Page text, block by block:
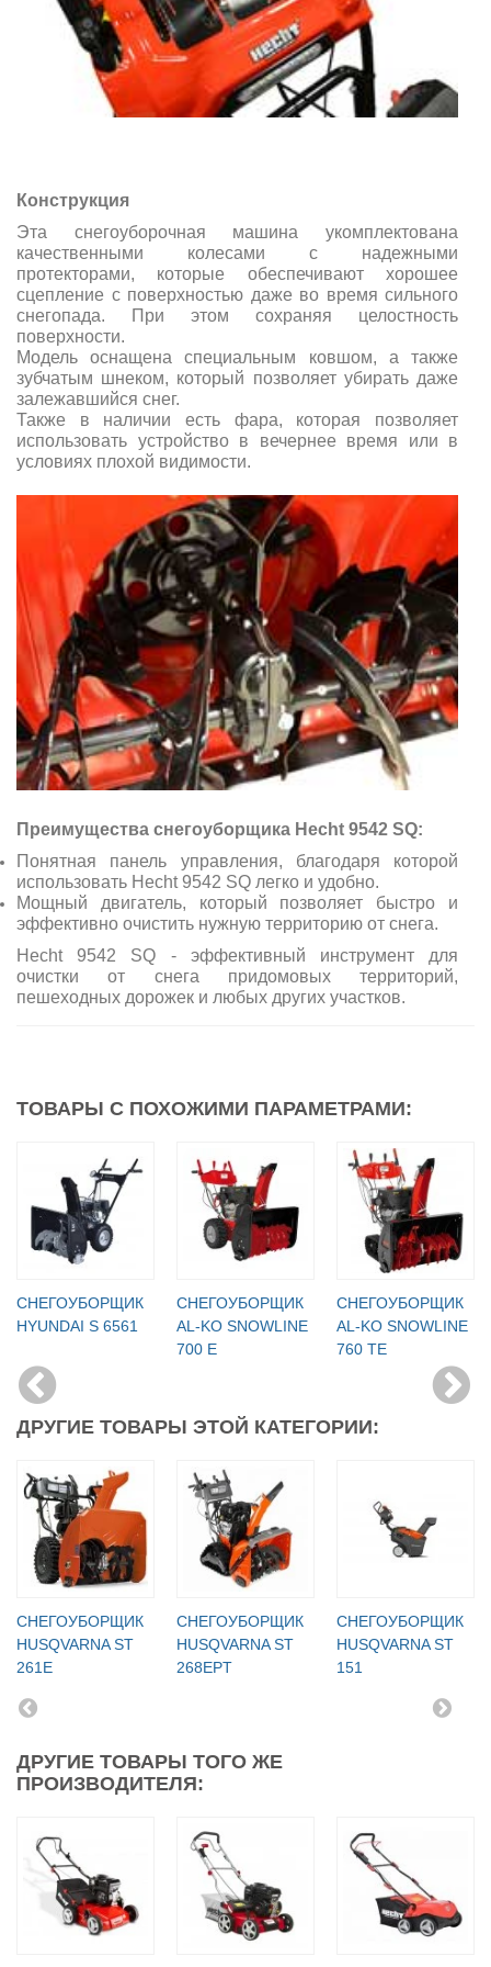
Конструкция
Эта снегоуборочная машина укомплектована
качественными колесами с надежными
протекторами, которые обеспечивают хорошее
сцепление с поверхностью даже во время сильного
снегопада. При этом сохраняя целостность
поверхности.
Модель оснащена специальным ковшом, а также
зубчатым шнеком, который позволяет убирать даже
залежавшийся снег.
Также в наличии есть фара, которая позволяет
использовать устройство в вечернее время или в
условиях плохой видимости.
Преимущества снегоуборщика Hecht 9542 SQ:
Понятная панель управления, благодаря которой
использовать Hecht 9542 SQ легко и удобно.
Мощный двигатель, который позволяет быстро и
эффективно очистить нужную территорию от снега.
Hecht 9542 SQ - эффективный инструмент для
очистки от снега придомовых территорий,
пешеходных дорожек и любых других участков.
ТОВАРЫ С ПОХОЖИМИ ПАРАМЕТРАМИ:
СНЕГОУБОРЩИК
HYUNDAI S 6561
СНЕГОУБОРЩИК
AL-KO SNOWLINE
700 E
СНЕГОУБОРЩИК
AL-KO SNOWLINE
760 TE
ДРУГИЕ ТОВАРЫ ЭТОЙ КАТЕГОРИИ:
СНЕГОУБОРЩИК
HUSQVARNA ST
261E
СНЕГОУБОРЩИК
HUSQVARNA ST
268EPT
СНЕГОУБОРЩИК
HUSQVARNA ST
151
ДРУГИЕ ТОВАРЫ ТОГО ЖЕ
ПРОИЗВОДИТЕЛЯ: